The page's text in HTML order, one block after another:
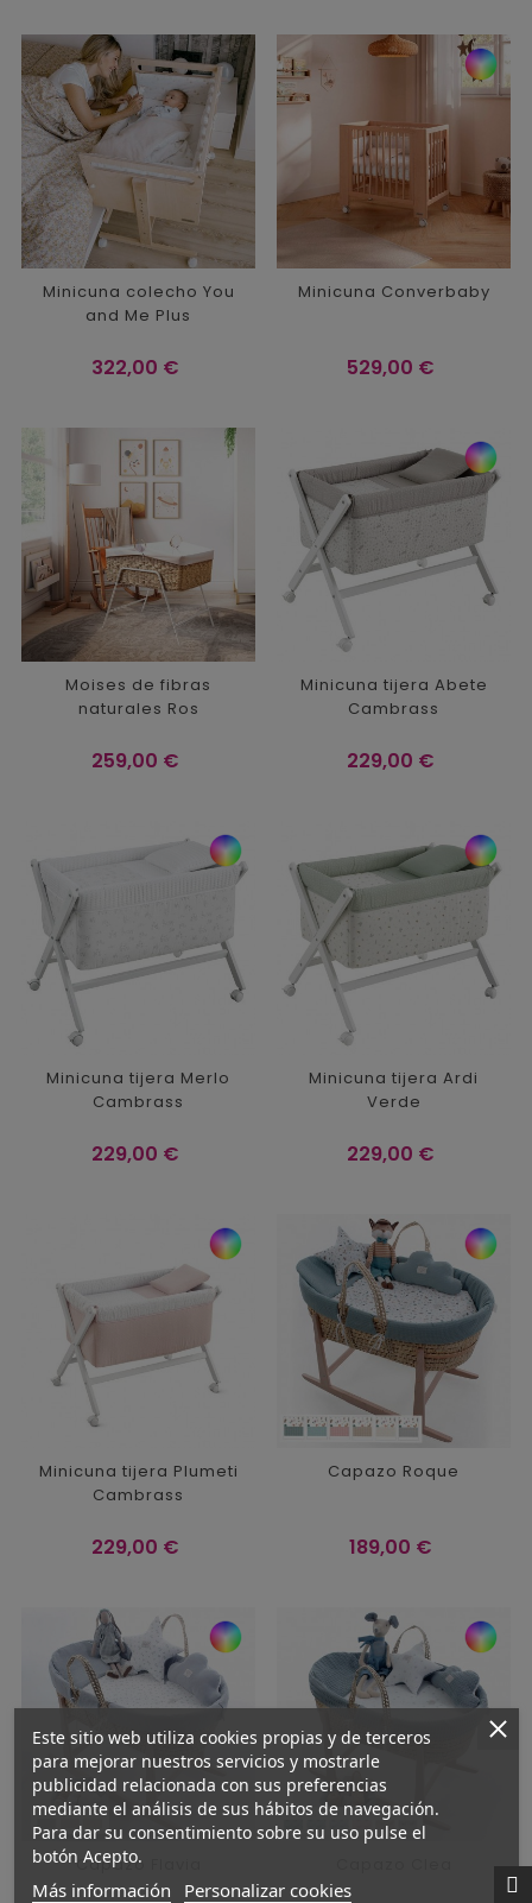
Minicuna colecho You
and Me Plus
Precio
322,00 €
Minicuna Converbaby
Precio
529,00 €
Moises de fibras
naturales Ros
Precio
259,00 €
Minicuna tijera Abete
Cambrass
Precio
229,00 €
Minicuna tijera Merlo
Cambrass
Precio
229,00 €
Minicuna tijera Ardi
Verde
Precio
229,00 €
Minicuna tijera Plumeti
Cambrass
Precio
229,00 €
Capazo Roque
Precio
189,00 €
Capazo Flavia
Este sitio web utiliza cookies propias y de terceros
para mejorar nuestros servicios y mostrarle
publicidad relacionada con sus preferencias
mediante el análisis de sus hábitos de navegación.
Para dar su consentimiento sobre su uso pulse el
botón Acepto.
Más información Personalizar cookies